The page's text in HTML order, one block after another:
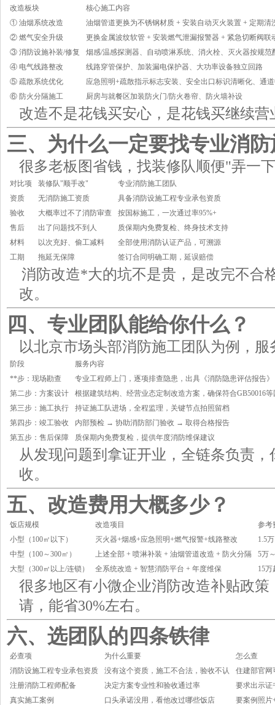
改造板块
核心施工内容
① 油烟系统改造
油烟管道更换为不锈钢材质 + 安装自动灭火装置 + 定期清
② 燃气安全升级
更换金属波纹软管 + 安装燃气泄漏报警器 + 紧急切断阀联
③ 消防设施补装/修复
烟感/温感探测器、自动喷淋系统、消火栓、灭火器按规范
④ 电气线路整改
线路穿管保护、加装漏电保护器、大功率设备独立回路
⑤ 疏散系统优化
应急照明+疏散指示标志安装、安全出口标识清晰化、通
⑥ 防火分隔施工
厨房与就餐区加装防火门/防火卷帘、防火墙补设
改造不是花钱买安心，是花钱买继续营
三、为什么一定要找专业消
很多老板图省钱，找装修队顺便"弄一
对比项 装修队"顺手改"
专业消防施工团队
资质
无消防施工资质
具备消防设施工程专业承包资质
验收
大概率过不了消防审查
按国标施工，一次通过率95%+
售后
出了问题找不到人
质保期内免费复检、终身技术支持
材料
以次充好、偷工减料
全部使用消防认证产品，可溯源
工期
拖延无保障 签订合同明确工期，延误赔偿
消防改造*大的坑不是贵，是改完不合
改。
四、专业团队能给你什么？
以北京市场头部消防施工团队为例，
阶段
服务内容
**步：现场勘查
专业工程师上门，逐项排查隐患，出具《消防隐患评估报告》
第二步：方案设计
根据建筑结构、经营业态定制改造方案，确保符合GB50016等
第三步：施工执行
持证施工队进场，全程监理，关键节点拍照留档
第四步：竣工验收
内部预检 → 协助消防部门验收 → 取得合格报告
第五步：售后保障
质保期内免费复检，提供年度消防维保建议
从发现问题到拿证开业，全链条负责
收。
五、改造费用大概多少？
饭店规模 改造项目
参考
小型（100㎡以下）
灭火器+烟感+应急照明+燃气报警+线路整改
1.5
中型（100～300㎡）
上述全部 + 喷淋补装 + 油烟管道改造 + 防火分隔
5万
大型（300㎡以上/连锁）
全系统改造 + 智慧消防平台 + 年度维保 15
很多地区有小微企业消防改造补贴政
请，能省30%左右。
六、选团队的四条铁律
必查项 为什么重要
怎么查
消防设施工程专业承包资质
没有这个资质，施工不合法，验收不认
住建部官网
注册消防工程师配备
决定方案专业性和验收通过率
要求出示证
真实施工案例
口头承诺没用，看他改过哪些饭店 要案例照片